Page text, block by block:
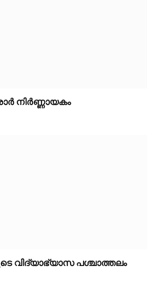
നിർണ്ണായകം
വിദ്യാഭ്യാസ പശ്ചാത്തലം